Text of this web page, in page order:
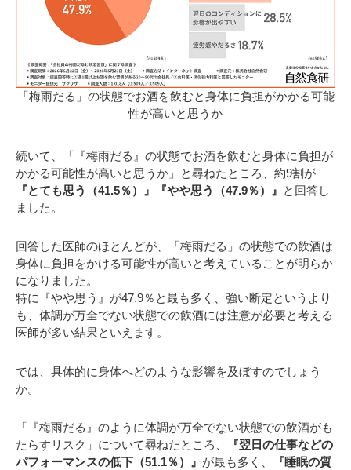
「梅雨だる」の状態でお酒を飲むと身体に負担がかかる可能
性が高いと思うか
続いて、「『梅雨だる』の状態でお酒を飲むと身体に負担が
かかる可能性が高いと思うか」と尋ねたところ、約9割が
『とても思う（41.5％）』『やや思う（47.9％）』 と回答し
ました。
回答した医師のほとんどが、「梅雨だる」の状態での飲酒は
身体に負担をかける可能性が高いと考えていることが明らか
になりました。
特に『やや思う』が47.9％と最も多く、強い断定というより
も、体調が万全でない状態での飲酒には注意が必要と考える
医師が多い結果といえます。
では、具体的に身体へどのような影響を及ぼすのでしょう
か。
「『梅雨だる』のように体調が万全でない状態での飲酒がも
たらすリスク」について尋ねたところ、
『翌日の仕事などの
パフォーマンスの低下（51.1％）』 が最も多く、
『睡眠の質